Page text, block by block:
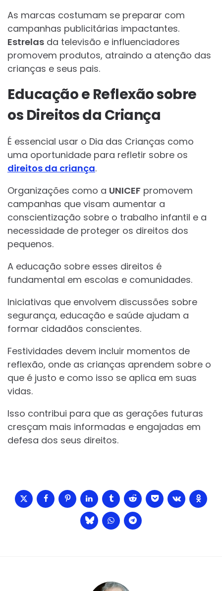
As marcas costumam se preparar com
campanhas publicitárias impactantes.
Estrelas da televisão e influenciadores
promovem produtos, atraindo a atenção das
crianças e seus pais.
Educação e Reflexão sobre
os Direitos da Criança
É essencial usar o Dia das Crianças como
uma oportunidade para refletir sobre os
direitos da criança.
Organizações como a UNICEF promovem
campanhas que visam aumentar a
conscientização sobre o trabalho infantil e a
necessidade de proteger os direitos dos
pequenos.
A educação sobre esses direitos é
fundamental em escolas e comunidades.
Iniciativas que envolvem discussões sobre
segurança, educação e saúde ajudam a
formar cidadãos conscientes.
Festividades devem incluir momentos de
reflexão, onde as crianças aprendem sobre o
que é justo e como isso se aplica em suas
vidas.
Isso contribui para que as gerações futuras
cresçam mais informadas e engajadas em
defesa dos seus direitos.